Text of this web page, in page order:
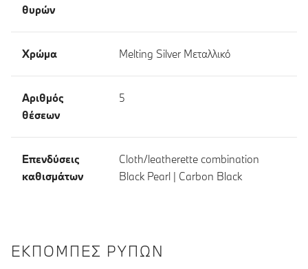
θυρών
Χρώμα Melting Silver Μεταλλικό
Αριθμός
θέσεων
5
Επενδύσεις
καθισμάτων
Cloth/leatherette combination
Black Pearl | Carbon Black
ΕΚΠΟΜΠΈΣ ΡΎΠΩΝ